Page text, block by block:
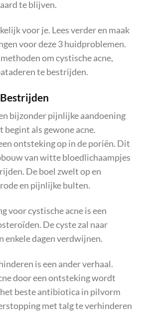
te blijven.
voor je. Lees verder en maak
voor deze 3 huidproblemen.
om cystische acne,
te bestrijden.
bijzonder pijnlijke aandoening
begint als gewone acne.
ontsteking op in de poriën. Dit
van witte bloedlichaampjes
De boel zwelt op en
en pijnlijke bulten.
voor cystische acne is een
De cyste zal naar
enkele dagen verdwijnen.
is een ander verhaal.
door een ontsteking wordt
beste antibiotica in pilvorm
met talg te verhinderen